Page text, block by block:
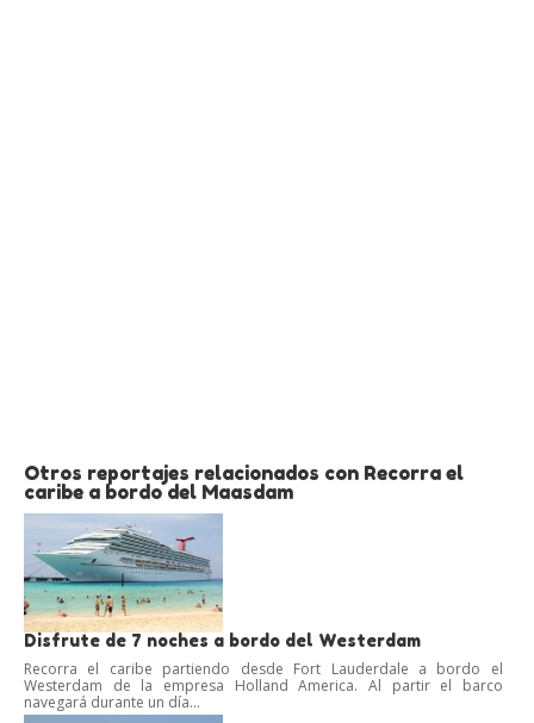
Otros reportajes relacionados con Recorra el
caribe a bordo del Maasdam
Disfrute de 7 noches a bordo del Westerdam
Recorra el caribe partiendo desde Fort Lauderdale a bordo el
Westerdam de la empresa Holland America. Al partir el barco
navegará durante un día...